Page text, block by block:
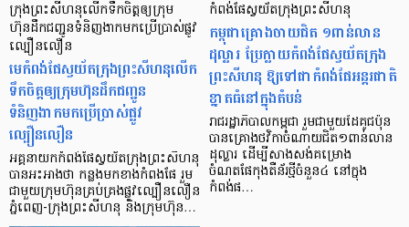
ក្រុងព្រះសីហនុលើកទឹកចិត្តឲ្យក្រុម
ហ៊ុនដឹកជញ្ជូនទំនិញងាកមកប្រើប្រាស់ផ្លូវ
ល្បឿនលឿន
មេកំពង់ផែស្វយ័តក្រុងព្រះសីហនុលើក
ទឹកចិត្តឲ្យក្រុមហ៊ុនដឹកជញ្ជូន
ទំនិញងាកមកប្រើប្រាស់ផ្លូវ
ល្បឿនលឿន
អគ្គនាយកកំពង់ផែស្វយ័តក្រុងព្រះសីហនុ
បានអះអាងថា កន្លងមកខាងកំពងផែ រួម
ជាមួយក្រុមហ៊ុនគ្រប់គ្រងផ្លូវល្បឿនលឿន
ភ្នំពេញ-ក្រុងព្រះសីហនុ និងក្រុមហ៊ុន…
កំពង់ផែស្វយ័តក្រុងព្រះសីហនុ
កម្ពុជាគ្រោងចាយជិត ១ពាន់លាន
ដុល្លារ ប្រែក្លាយកំពង់ផែស្វយ័តក្រុង
ព្រះសីហនុ ឱ្យទៅជាកំពង់ផែអន្តរជាតិ
ខ្នាតធំនៅក្នុងតំបន់
រាជរដ្ឋាភិបាលកម្ពុជា រួមជាមួយដៃគូជប៉ុន
បានគ្រោងថវិកាចំណាយជិត១ពាន់លាន
ដុល្លារ ដើម្បីសាងសង់គម្រោង
ចំណតផែកុងតឺន័រថ្មីចំនួន៤ នៅក្នុង
កំពង់ផ…